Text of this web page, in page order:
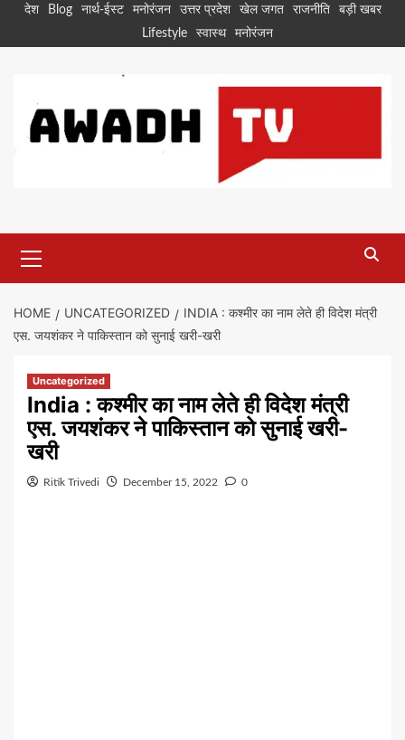
Skipदेश Blog नार्थ-ईस्ट मनोरंजन उत्तर प्रदेश खेल जगत राजनीति
बड़ी खबर
Lifestyle
स्वास्थ मनोरंजन
Menu
HOME UNCATEGORIZED
INDIA : कश्मीर का नाम लेते ही विदेश मंत्री
एस. जयशंकर ने पाकिस्तान को सुनाई खरी-खरी
Uncategorized
India : कश्मीर का नाम लेते ही विदेश मंत्री
एस. जयशंकर ने पाकिस्तान को सुनाई खरी-
खरी
Ritik Trivedi December 15, 2022 0